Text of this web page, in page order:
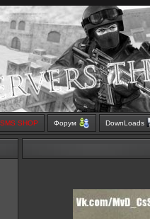
SMS SHOP Форум DownLoads